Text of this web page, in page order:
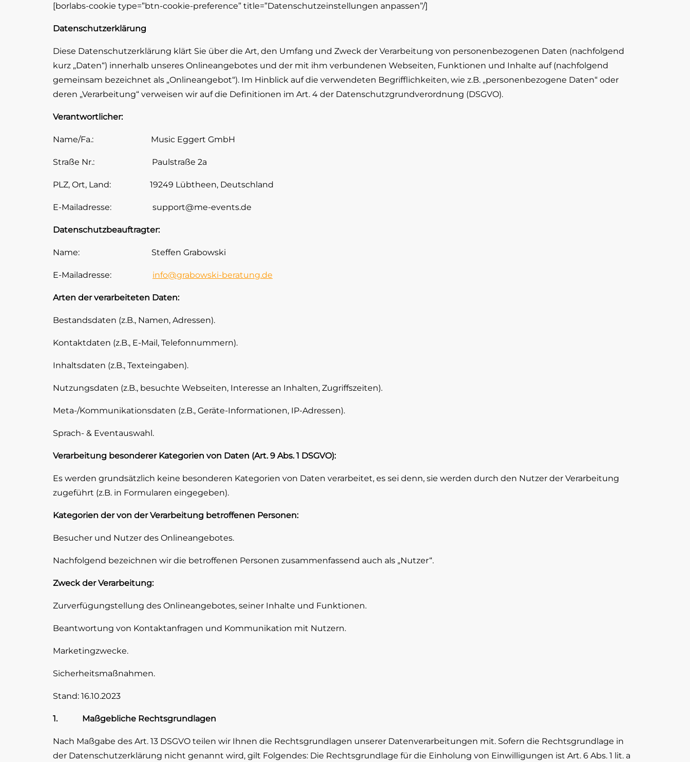
[borlabs-cookie type=”btn-cookie-preference” title=”Datenschutzeinstellungen anpassen”/]
Datenschutzerklärung
Diese Datenschutzerklärung klärt Sie über die Art, den Umfang und Zweck der Verarbeitung von personenbezogenen Daten (nachfolgend
kurz „Daten“) innerhalb unseres Onlineangebotes und der mit ihm verbundenen Webseiten, Funktionen und Inhalte auf (nachfolgend
gemeinsam bezeichnet als „Onlineangebot“). Im Hinblick auf die verwendeten Begrifflichkeiten, wie z.B. „personenbezogene Daten“ oder
deren „Verarbeitung“ verweisen wir auf die Definitionen im Art. 4 der Datenschutzgrundverordnung (DSGVO).
Verantwortlicher:
Name/Fa.: Music Eggert GmbH
Straße Nr.: Paulstraße 2a
PLZ, Ort, Land: 19249 Lübtheen, Deutschland
E-Mailadresse: support@me-events.de
Datenschutzbeauftragter:
Name: Steffen Grabowski
E-Mailadresse: info@grabowski-beratung.de
Arten der verarbeiteten Daten:
Bestandsdaten (z.B., Namen, Adressen).
Kontaktdaten (z.B., E-Mail, Telefonnummern).
Inhaltsdaten (z.B., Texteingaben).
Nutzungsdaten (z.B., besuchte Webseiten, Interesse an Inhalten, Zugriffszeiten).
Meta-/Kommunikationsdaten (z.B., Geräte-Informationen, IP-Adressen).
Sprach- & Eventauswahl.
Verarbeitung besonderer Kategorien von Daten (Art. 9 Abs. 1 DSGVO):
Es werden grundsätzlich keine besonderen Kategorien von Daten verarbeitet, es sei denn, sie werden durch den Nutzer der Verarbeitung
zugeführt (z.B. in Formularen eingegeben).
Kategorien der von der Verarbeitung betroffenen Personen:
Besucher und Nutzer des Onlineangebotes.
Nachfolgend bezeichnen wir die betroffenen Personen zusammenfassend auch als „Nutzer“.
Zweck der Verarbeitung:
Zurverfügungstellung des Onlineangebotes, seiner Inhalte und Funktionen.
Beantwortung von Kontaktanfragen und Kommunikation mit Nutzern.
Marketingzwecke.
Sicherheitsmaßnahmen.
Stand: 16.10.2023
1. Maßgebliche Rechtsgrundlagen
Nach Maßgabe des Art. 13 DSGVO teilen wir Ihnen die Rechtsgrundlagen unserer Datenverarbeitungen mit. Sofern die Rechtsgrundlage in
der Datenschutzerklärung nicht genannt wird, gilt Folgendes: Die Rechtsgrundlage für die Einholung von Einwilligungen ist Art. 6 Abs. 1 lit. a